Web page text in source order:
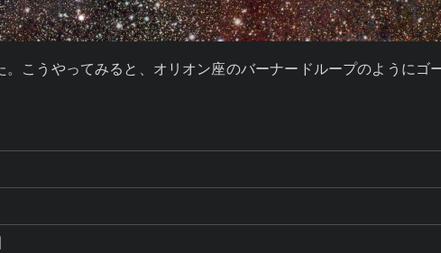
こうやってみると、オリオン座のバーナードループのようにゴ